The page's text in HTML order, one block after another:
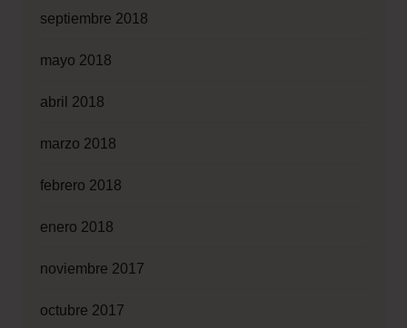
septiembre 2018
mayo 2018
abril 2018
marzo 2018
febrero 2018
enero 2018
noviembre 2017
octubre 2017